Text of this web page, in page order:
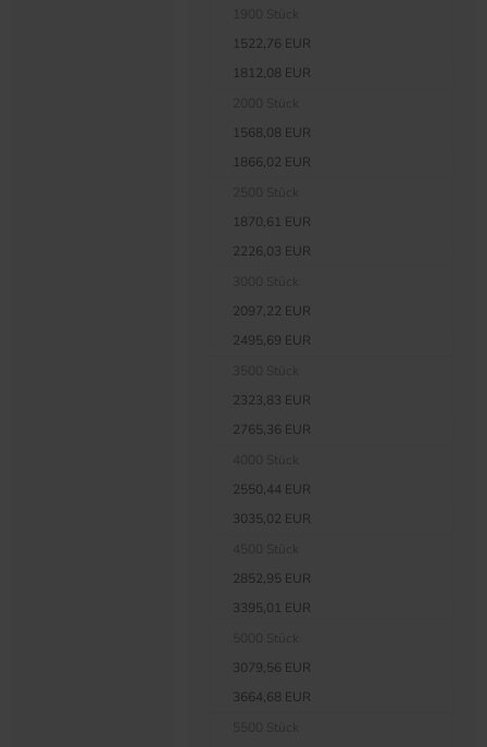
1522,76 EUR
1812,08 EUR
1568,08 EUR
1866,02 EUR
1870,61 EUR
2226,03 EUR
2097,22 EUR
2495,69 EUR
2323,83 EUR
2765,36 EUR
2550,44 EUR
3035,02 EUR
2852,95 EUR
3395,01 EUR
3079,56 EUR
3664,68 EUR